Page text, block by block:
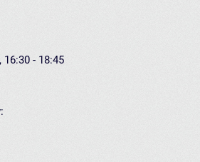
16:30 - 18:45